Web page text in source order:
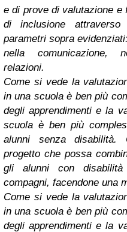
e di prove di valutazione e
di inclusione
parametri sopra
nella comunicazione,
relazioni.
Come si vede la
in una scuola è ben più
degli apprendimenti e la
scuola è ben più
alunni senza disabilità.
progetto che possa
gli alunni con
compagni, facendone una
Come si vede la
in una scuola è ben più
degli apprendimenti e la